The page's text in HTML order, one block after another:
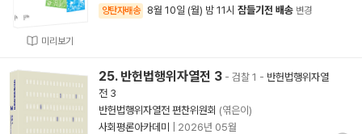
미리보기
양탄자배송 8월 10일 (월) 밤 11시 잠들기전 배송 변경
25. 반헌법행위자열전 3 - 검찰 1 - 반헌법행위자열
전 3
반헌법행위자열전 편찬위원회 (엮은이)
사회평론아카데미
2026년 05월